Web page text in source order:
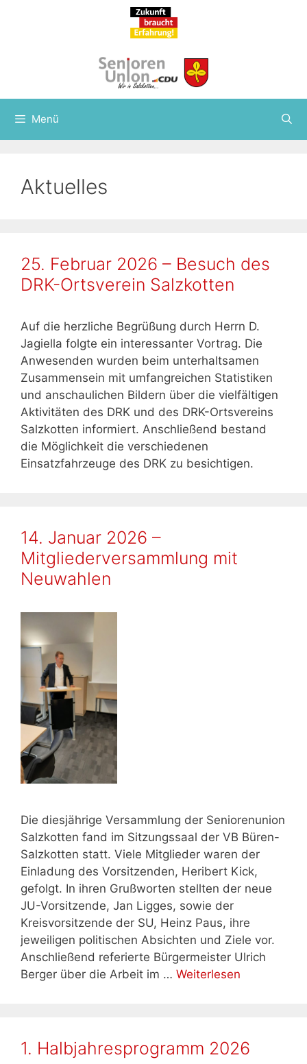
Menü
Aktuelles
25. Februar 2026 – Besuch des
DRK-Ortsverein Salzkotten
Auf die herzliche Begrüßung durch Herrn D.
Jagiella folgte ein interessanter Vortrag. Die
Anwesenden wurden beim unterhaltsamen
Zusammensein mit umfangreichen Statistiken
und anschaulichen Bildern über die vielfältigen
Aktivitäten des DRK und des DRK-Ortsvereins
Salzkotten informiert. Anschließend bestand
die Möglichkeit die verschiedenen
Einsatzfahrzeuge des DRK zu besichtigen.
14. Januar 2026 –
Mitgliederversammlung mit
Neuwahlen
Die diesjährige Versammlung der Seniorenunion
Salzkotten fand im Sitzungssaal der VB Büren-
Salzkotten statt. Viele Mitglieder waren der
Einladung des Vorsitzenden, Heribert Kick,
gefolgt. In ihren Grußworten stellten der neue
JU-Vorsitzende, Jan Ligges, sowie der
Kreisvorsitzende der SU, Heinz Paus, ihre
jeweiligen politischen Absichten und Ziele vor.
Anschließend referierte Bürgermeister Ulrich
Berger über die Arbeit im … Weiterlesen
1. Halbjahresprogramm 2026